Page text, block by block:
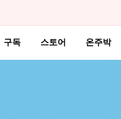
구독 스토어 온주박